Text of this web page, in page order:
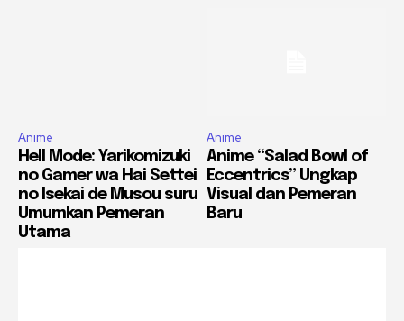
Anime
Hell Mode: Yarikomizuki
no Gamer wa Hai Settei
no Isekai de Musou suru
Umumkan Pemeran
Utama
Anime
Anime “Salad Bowl of
Eccentrics” Ungkap
Visual dan Pemeran
Baru